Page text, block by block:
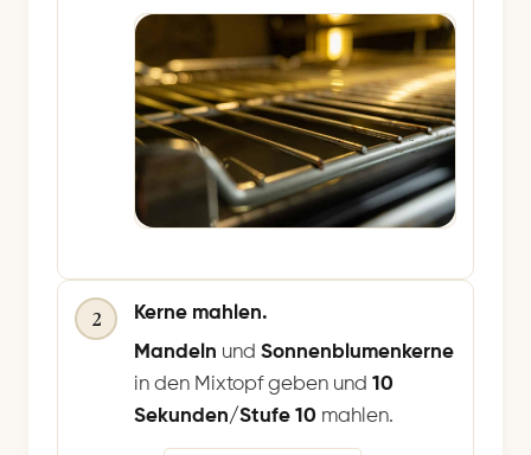
2
Kerne mahlen.
Mandeln und Sonnenblumenkerne
in den Mixtopf geben und 10
Sekunden/Stufe 10 mahlen.